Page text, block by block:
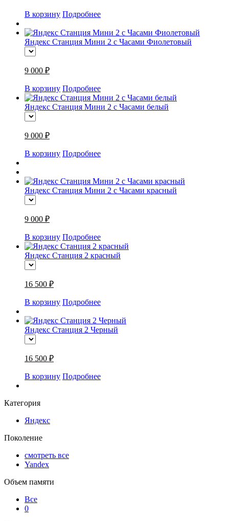
В корзину Подробнее
Яндекс Станция Мини 2 с Часами Фиолетовый
9 000 ₽
В корзину Подробнее
Яндекс Станция Мини 2 с Часами белый
9 000 ₽
В корзину Подробнее
Яндекс Станция Мини 2 с Часами красный
9 000 ₽
В корзину Подробнее
Яндекс Станция 2 красный
16 500 ₽
В корзину Подробнее
Яндекс Станция 2 Черный
16 500 ₽
В корзину Подробнее
Категория
Яндекс
Поколение
смотреть все
Yandex
Объем памяти
Все
0